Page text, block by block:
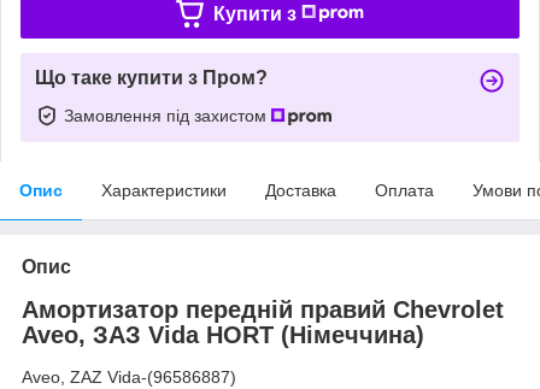
Купити з
Що таке купити з Пром?
Замовлення під захистом
Опис Характеристики Доставка Оплата Умови
Опис
Амортизатор передній правий Chevrolet
Aveo, ЗАЗ Vida HORT (Німеччина)
Aveo, ZAZ Vida-(96586887)